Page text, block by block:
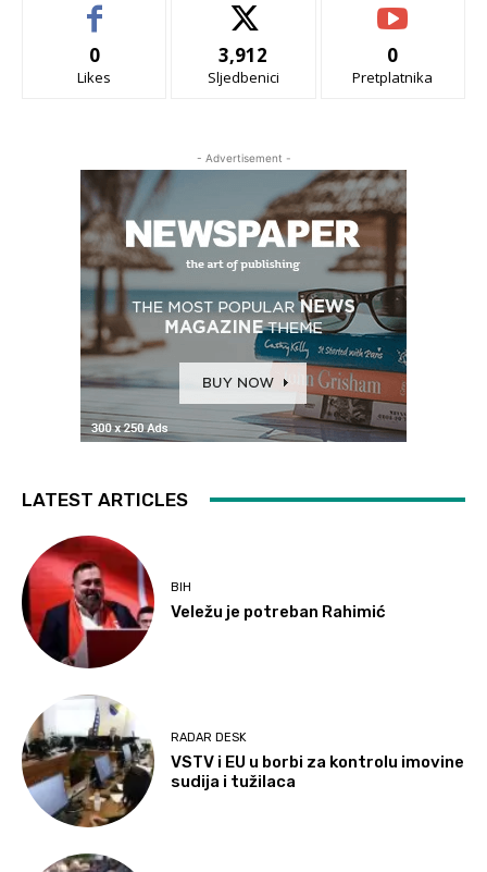
0
Likes
3,912
Sljedbenici
0
Pretplatnika
- Advertisement -
LATEST ARTICLES
BIH
Veležu je potreban Rahimić
RADAR DESK
VSTV i EU u borbi za kontrolu imovine
sudija i tužilaca